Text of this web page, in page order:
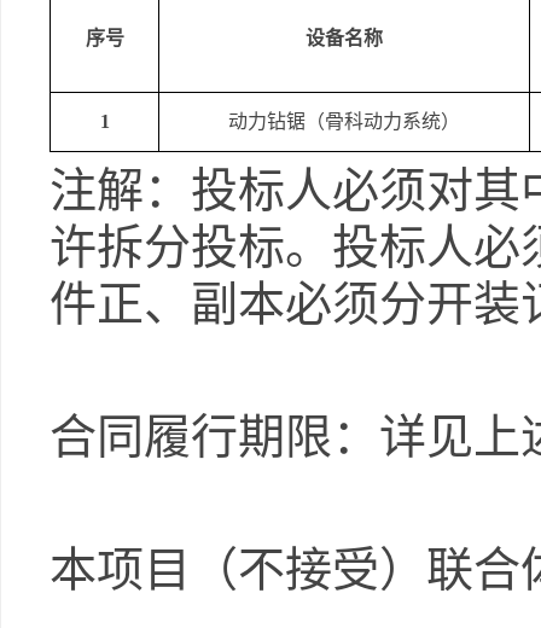
序号 设备名称
1 动力钻锯（骨科动力系统）
注解：投标人必须对
许拆分投标。投标人必
件正、副本必须分开装
合同履行期限：详见上
本项目（不接受）联合